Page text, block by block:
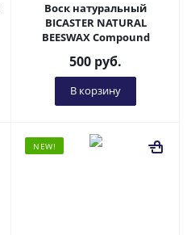
Воск натуральный
BICASTER NATURAL
BEESWAX Compound
500 руб.
В корзину
NEW!